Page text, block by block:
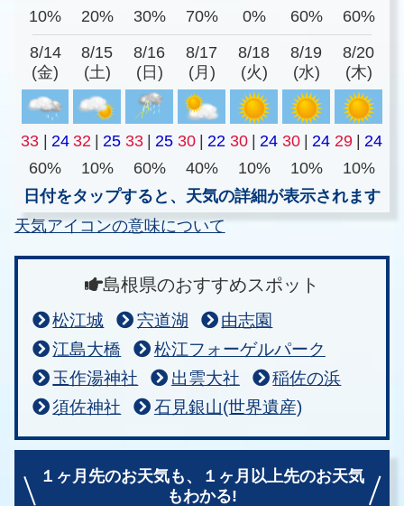
10%
20% 30% 70% 0% 60% 60%
8/14
(金)
8/15
(土)
8/16
(日)
8/17
(月)
8/18
(火)
8/19
(水)
8/20
(木)
33 24 32 25 33 25 30 22 30 24 30 24 29
24
60%
10% 60% 40% 10% 10%
10%
日付をタップすると、天気の詳細が表示されます
天気アイコンの意味について
島根県のおすすめスポット
松江城 宍道湖
由志園
江島大橋
松江フォーゲルパーク
玉作湯神社
出雲大社
稲佐の浜
須佐神社
石見銀山(世界遺産)
１ヶ月先のお天気も、
１ヶ月以上先のお天気
もわかる!